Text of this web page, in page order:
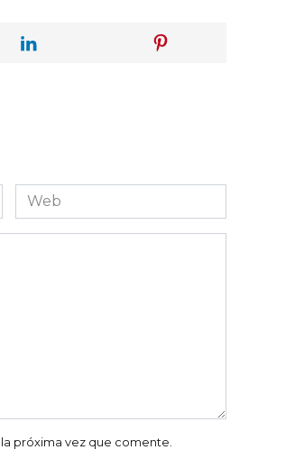
Web
próxima vez que comente.